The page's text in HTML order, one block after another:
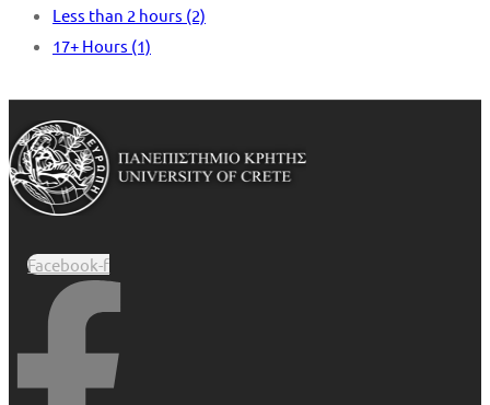
Less than 2 hours (2)
17+ Hours (1)
Facebook-f